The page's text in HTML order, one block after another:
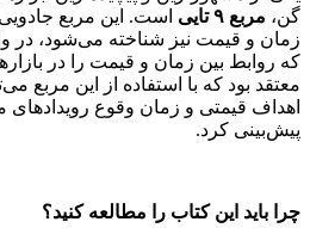
گن، مربع ۹ تایی
است. این مربع
زمان و قیمت نیز شناخته می‌شود،
که روابط بین زمان و قیمت را در
معتقد بود که با استفاده از این مربع
اهداف قیمتی و زمان وقوع رویدادهای
پیش‌بینی کرد.
چرا باید این کتاب را مطالعه کنید؟